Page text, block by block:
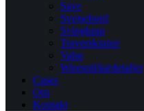
Save
Svejsebord
Svingkran
Traverskraner
Valse
Wirespil/kædetaljer
Cases
Om
Kontakt